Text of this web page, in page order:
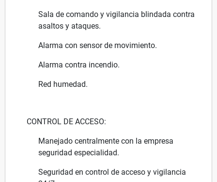
Sala de comando y vigilancia blindada contra
asaltos y ataques.
Alarma con sensor de movimiento.
Alarma contra incendio.
Red humedad.
CONTROL DE ACCESO:
Manejado centralmente con la empresa
seguridad especialidad.
Seguridad en control de acceso y vigilancia